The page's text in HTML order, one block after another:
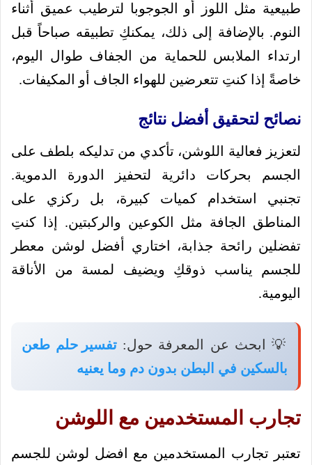
طبيعية مثل اللوز أو الجوجوبا لترطيب عميق أثناء
النوم. بالإضافة إلى ذلك، يمكنكِ تطبيقه صباحاً قبل
ارتداء الملابس للحماية من الجفاف طوال اليوم،
خاصةً إذا كنتِ تتعرضين للهواء الجاف أو المكيفات.
نصائح لتحقيق أفضل نتائج
لتعزيز فعالية اللوشن، تأكدي من تدليكه بلطف على
الجسم بحركات دائرية لتحفيز الدورة الدموية.
تجنبي استخدام كميات كبيرة، بل ركزي على
المناطق الجافة مثل الكوعين والركبتين. إذا كنتِ
تفضلين رائحة جذابة، اختاري أفضل لوشن معطر
للجسم يناسب ذوقكِ ويضيف لمسة من الأناقة
اليومية.
💡 ابحث عن المعرفة حول: تفسير حلم طعن
بالسكين في البطن بدون دم وما يعنيه
تجارب المستخدمين مع اللوشن
تعتبر تجارب المستخدمين مع افضل لوشن للجسم